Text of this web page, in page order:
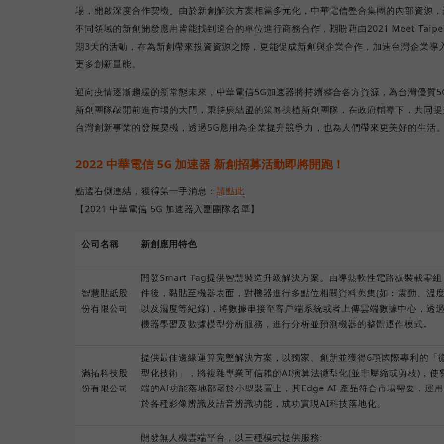
場，開啟深度合作契機。由於新創解決方案相當多元化，中華電信整合集團的內部資源，
不同領域的新創開發應用皆能找到適合的單位進行商務合作，期盼藉由2021 Meet
期3天的活動，在為新創帶來投資資源之際，更能促成新創與企業合作，加速台灣企業導
更多創新量能。
迎向疫情逐漸趨緩的新常態未來，中華電信5G加速器將持續整合各方資源，為台灣優質
新創團隊敲開前進市場的大門，秉持廣結盟的策略扶植新創團隊，在政府輔導下，共同提
台灣創新事業的發展契機，透過5G應用為企業提升競爭力，也為人們帶來更美好的生活。
2022 中華電信 5G 加速器 新創招募活動即將開跑！
點選右側連結，獲得第一手消息： 請點此
【2021 中華電信 5G 加速器入圍團隊名單】
公司名稱 新創應用特色
智慧貼紙股
份有限公司
開發Smart Tag提供智慧製造升級解決方案。由導熱軟性電路板裝載零組
件後，黏貼至機器表面，對機器進行多點位相關資料蒐集(如：震動、溫度
以及濕度等紀錄)，將數據串接至客戶端系統或者上傳雲端數據中心，透過
機器學習及數據模型分析服務，進行分析並預測機器的整體運作模式。
滿拓科技股
份有限公司
提供最佳邊緣運算完整解決方案，以獨家、創新並獲得6項國際專利的「
型化技術」，將複雜專業可信賴的AI演算法微型化(並非壓縮或剪枝)，使
端的AI功能落地部署於小型裝置上，其Edge AI 產品符合市場需要，運用
於各種影像辨識及語音辨識功能，成功實現AI科技落地化。
開發無人機雲端平台，以三種模式提供服務: